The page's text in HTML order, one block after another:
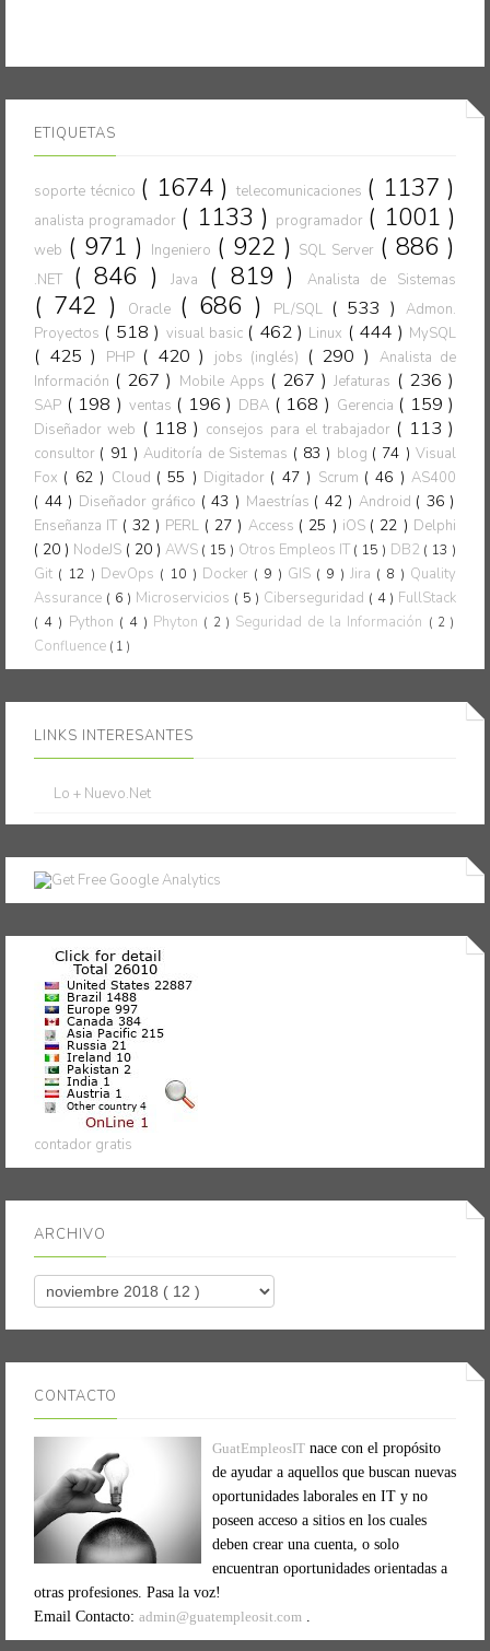
ETIQUETAS
soporte técnico ( 1674 ) telecomunicaciones ( 1137 )
analista programador ( 1133 ) programador ( 1001 )
web ( 971 ) Ingeniero ( 922 ) SQL Server ( 886 )
.NET ( 846 )Java ( 819 ) Analista de Sistemas
( 742 ) Oracle ( 686 ) PL/SQL ( 533 )Admon.
Proyectos ( 518 ) visual basic ( 462 ) Linux ( 444 ) MySQL
( 425 ) PHP ( 420 ) jobs (inglés) ( 290 )
Analista de
Información ( 267 ) Mobile Apps ( 267 )Jefaturas ( 236 )
SAP ( 198 ) ventas ( 196 ) DBA ( 168 ) Gerencia ( 159 )
Diseñador web ( 118 ) consejos para el trabajador ( 113 )
consultor ( 91 )Auditoría de Sistemas ( 83 ) blog ( 74 )Visual
Fox ( 62 ) Cloud ( 55 ) Digitador ( 47 ) Scrum ( 46 ) AS400
( 44 ) Diseñador gráfico ( 43 ) Maestrías ( 42 ) Android ( 36 )
Enseñanza IT ( 32 ) PERL ( 27 ) Access ( 25 ) iOS ( 22 ) Delphi
( 20 ) NodeJS ( 20 )AWS ( 15 ) Otros Empleos IT ( 15 ) DB2 ( 13 )
Git ( 12 ) DevOps ( 10 ) Docker ( 9 ) GIS ( 9 ) Jira ( 8 ) Quality
Assurance ( 6 ) Microservicios ( 5 ) Ciberseguridad ( 4 ) FullStack
( 4 ) Python ( 4 ) Phyton ( 2 ) Seguridad de la Información ( 2 )
Confluence ( 1 )
LINKS INTERESANTES
Lo + Nuevo.Net
contador gratis
ARCHIVO
CONTACTO
GuatEmpleosIT nace con el propósito
de ayudar a aquellos que buscan nuevas
oportunidades laborales en IT y no
poseen acceso a sitios en los cuales
deben crear una cuenta, o solo
encuentran oportunidades orientadas a
otras profesiones. Pasa la voz!
Email Contacto: admin@guatempleosit.com